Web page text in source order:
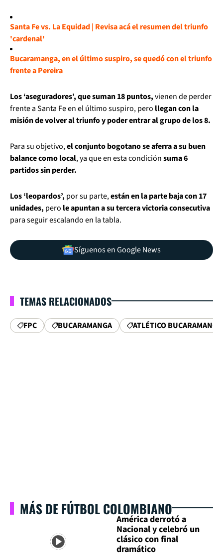
Santa Fe vs. La Equidad | Revisa acá el resumen del triunfo
'cardenal'
Bucaramanga, en el último suspiro, se quedó con el triunfo
frente a Pereira
Los ‘aseguradores’, que suman 18 puntos,vienen de perder
frente a Santa Fe en el último suspiro, pero llegan con la
misión de volver al triunfo y poder entrar al grupo de los 8.
Para su objetivo,el conjunto bogotano se aferra a su buen
balance como local, ya que en esta condiciónsuma 6
partidos sin perder.
Los ‘leopardos’, por su parte,están en la parte baja con 17
unidades, pero le apuntan a su tercera victoria consecutiva
para seguir escalando en la tabla.
Síguenos en Google News
TEMAS RELACIONADOS
FPC BUCARAMANGA ATLÉTICO BUCARAMANGA
MÁS DE FÚTBOL COLOMBIANO
América derrotó a
Nacional y celebró un
clásico con final
dramático